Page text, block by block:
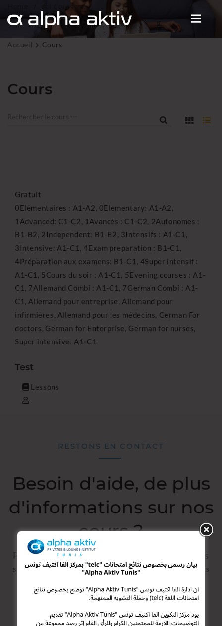
All Courses
Accueil Cours
Cours
Gratuit
0Elémentaires : A1-A2, 0Elementary: A1-A2,
1Advanced: C1-C2, 1Avancés : C1-C2, 2Autonomes :
B1-B2, 2Independent: B1-B2, 3Intensifs : A1-C1,
3Intensive: A1-C1,4Exam preparation : B1-C1,
4Préparation aux examens: B1-C1, 4Super intensif :
A1-C1, 5Cours du soir : A1-C1, 5Evening courses : A1-
C1, 7Allemand Combi : A1-C1, 7German Combi : A1-
C1, Allemand pour entreprise, Allemand pour
infirmières, Allemand pour les médecins, German For
doctors, German for Enterprise, German for nurses,
Super intensive: A1-C1
Test
Lessons
RESTONS EN CONTACT
Besoin d'aide, de plus
d'informations sur nos
cours ?
Pour toutes vos demandes d’informations, nous
sommes à votre disposition pour répondre à vos
CONTACTEZ-NOUS